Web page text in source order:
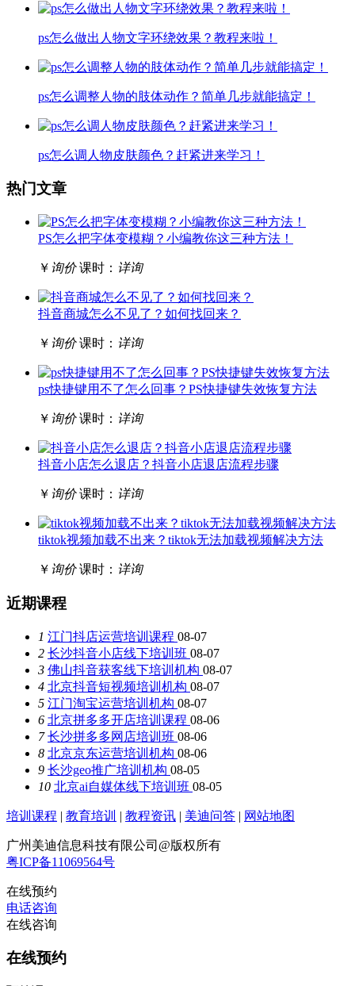
ps怎么做出人物文字环绕效果？教程来啦！
ps怎么调整人物的肢体动作？简单几步就能搞定！
ps怎么调人物皮肤颜色？赶紧进来学习！
热门文章
PS怎么把字体变模糊？小编教你这三种方法！
￥ 询价 课时： 详询
抖音商城怎么不见了？如何找回来？
￥ 询价 课时： 详询
ps快捷键用不了怎么回事？PS快捷键失效恢复方法
￥ 询价 课时： 详询
抖音小店怎么退店？抖音小店退店流程步骤
￥ 询价 课时： 详询
tiktok视频加载不出来？tiktok无法加载视频解决方法
￥ 询价 课时： 详询
近期课程
1 江门抖店运营培训课程 08-07
2 长沙抖音小店线下培训班 08-07
3 佛山抖音获客线下培训机构 08-07
4 北京抖音短视频培训机构 08-07
5 江门淘宝运营培训机构 08-07
6 北京拼多多开店培训课程 08-06
7 长沙拼多多网店培训班 08-06
8 北京京东运营培训机构 08-06
9 长沙geo推广培训机构 08-05
10 北京ai自媒体线下培训班 08-05
培训课程 | 教育培训 | 教程资讯 | 美迪问答 | 网站地图
广州美迪信息科技有限公司@版权所有
粤ICP备11069564号
在线预约
电话咨询
在线咨询
在线预约